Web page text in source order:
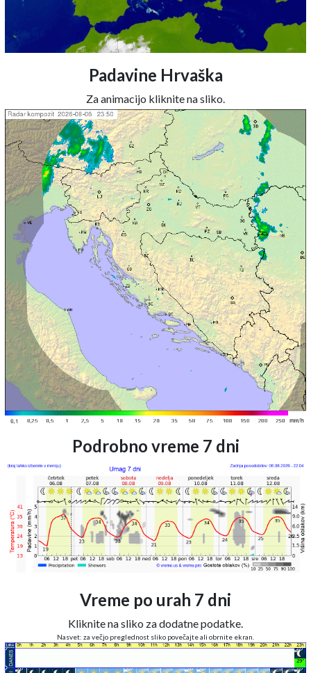
Padavine Hrvaška
Za animacijo kliknite na sliko.
Podrobno vreme 7 dni
Vreme po urah 7 dni
Kliknite na sliko za dodatne podatke.
Nasvet: za večjo preglednost sliko povečajte ali obrnite ekran.